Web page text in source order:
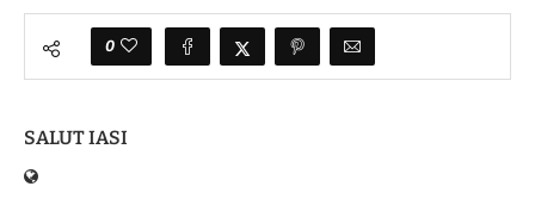
0
SALUT IASI